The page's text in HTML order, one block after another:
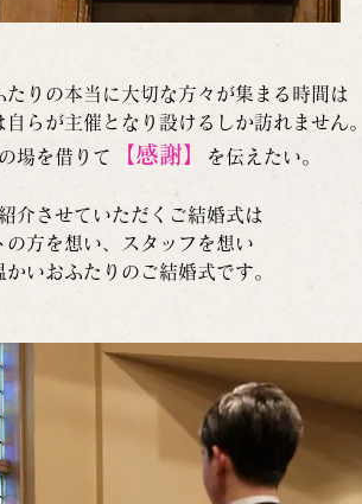
たりの本当に大切な方々が集まる時間は
らが主催となり設けるしか訪れません。
場を借りて
【感謝】 を伝えたい。
介させていただくご結婚式は
の方を想い、スタッフを想い
かいおふたりのご結婚式です。